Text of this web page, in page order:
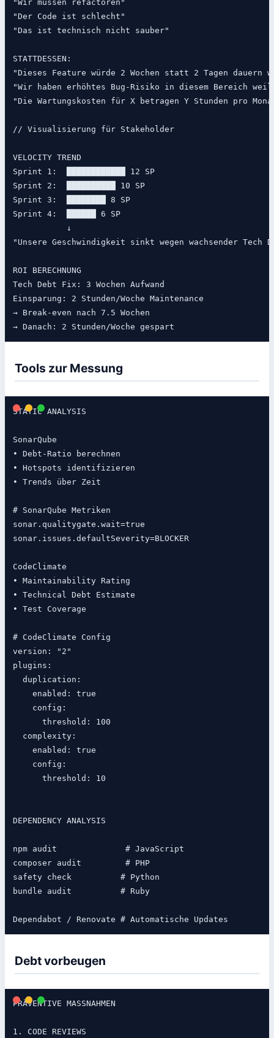
"Wir müssen refactoren"
"Der Code ist schlecht"
"Das ist technisch nicht sauber"
STATTDESSEN:
"Dieses Feature würde 2 Wochen statt 2 Tagen dauern
"Wir haben erhöhtes Bug-Risiko in diesem Bereich
"Die Wartungskosten für X betragen Y Stunden pro
// Visualisierung für Stakeholder
VELOCITY TREND
Sprint 1:  ████████████ 12 SP
Sprint 2:  ██████████ 10 SP
Sprint 3:  ████████ 8 SP
Sprint 4:  ██████ 6 SP
           ↓
"Unsere Geschwindigkeit sinkt wegen wachsender Tech
ROI BERECHNUNG
Tech Debt Fix: 3 Wochen Aufwand
Einsparung: 2 Stunden/Woche Maintenance
→ Break-even nach 7.5 Wochen
Tools zur Messung
STATIC ANALYSIS
SonarQube
• Debt-Ratio berechnen
• Hotspots identifizieren
• Trends über Zeit
# SonarQube Metriken
sonar.qualitygate.wait=true
sonar.issues.defaultSeverity=BLOCKER
CodeClimate
• Maintainability Rating
• Technical Debt Estimate
• Test Coverage
# CodeClimate Config
version: "2"
plugins:
  duplication:
    enabled: true
    config:
      threshold: 100
  complexity:
    enabled: true
    config:
      threshold: 10
DEPENDENCY ANALYSIS
npm audit              # JavaScript
composer audit         # PHP
safety check          # Python
bundle audit          # Ruby
Debt vorbeugen
PRÄVENTIVE MASSNAHMEN
1. CODE REVIEWS